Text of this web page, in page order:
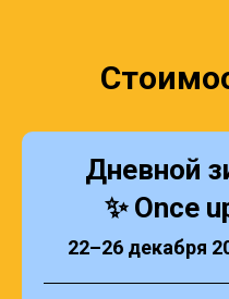
Дневной
✨ Once
22–26 декабря